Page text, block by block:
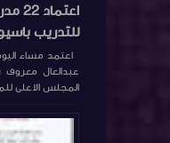
للتدريب
عبدالعال معروف
المجلس الاعلى